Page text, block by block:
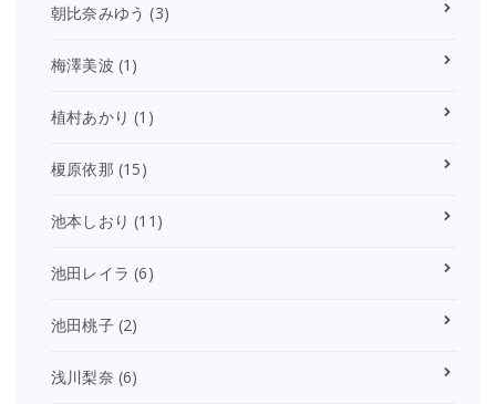
朝比奈みゆう (3)
梅澤美波 (1)
植村あかり (1)
榎原依那 (15)
池本しおり (11)
池田レイラ (6)
池田桃子(2)
浅川梨奈 (6)